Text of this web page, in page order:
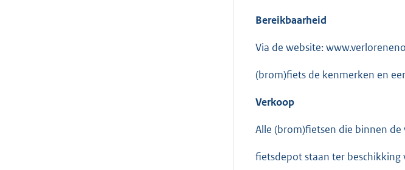
Bereikbaarheid
Via de website:
(brom)fiets de kenmerken en
Verkoop
Alle (brom)fietsen die binnen
fietsdepot staan ter